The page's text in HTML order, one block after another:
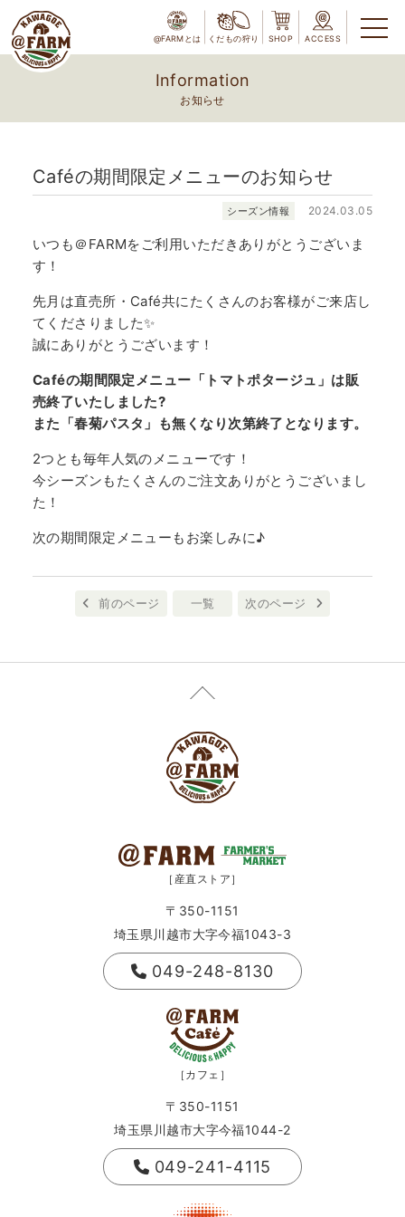
@FARMとは くだもの狩り SHOP ACCESS
Information
お知らせ
Caféの期間限定メニューのお知らせ
シーズン情報 2024.03.05
いつも＠FARMをご利用いただきありがとうございま
す！
先月は直売所・Café共にたくさんのお客様がご来店し
てくださりました✨
誠にありがとうございます！
Caféの期間限定メニュー「トマトポタージュ」は販
売終了いたしました?
また「春菊パスタ」も無くなり次第終了となります。
2つとも毎年人気のメニューです！
今シーズンもたくさんのご注文ありがとうございまし
た！
次の期間限定メニューもお楽しみに♪
前のページ 一覧 次のページ
［産直ストア］
〒350-1151
埼玉県川越市大字今福1043-3
049-248-8130
［カフェ］
〒350-1151
埼玉県川越市大字今福1044-2
049-241-4115